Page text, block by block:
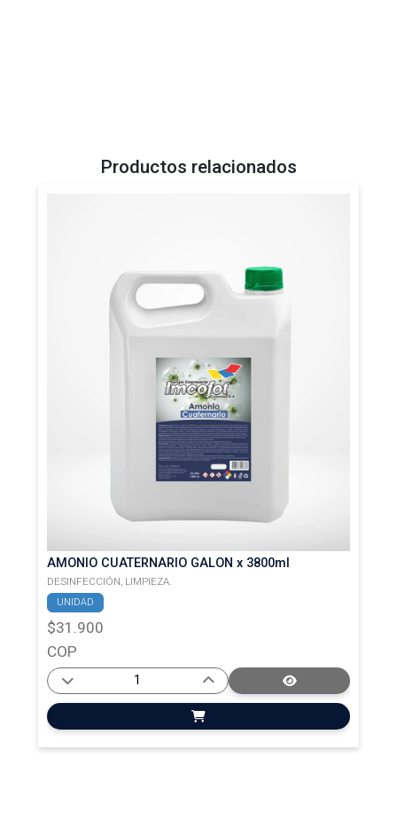
Productos relacionados
AMONIO CUATERNARIO GALON x 3800ml
DESINFECCIÓN, LIMPIEZA.
UNIDAD
$31.900
COP